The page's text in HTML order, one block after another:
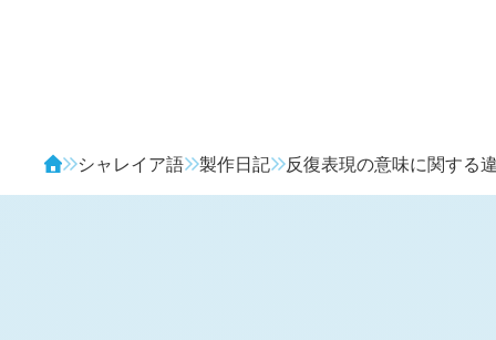
シャレイア語 製作日記 反復表現の意味に関する